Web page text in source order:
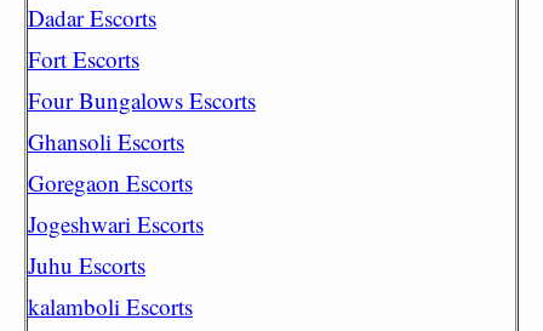
Dadar Escorts
Fort Escorts
Four Bungalows Escorts
Ghansoli Escorts
Goregaon Escorts
Jogeshwari Escorts
Juhu Escorts
kalamboli Escorts